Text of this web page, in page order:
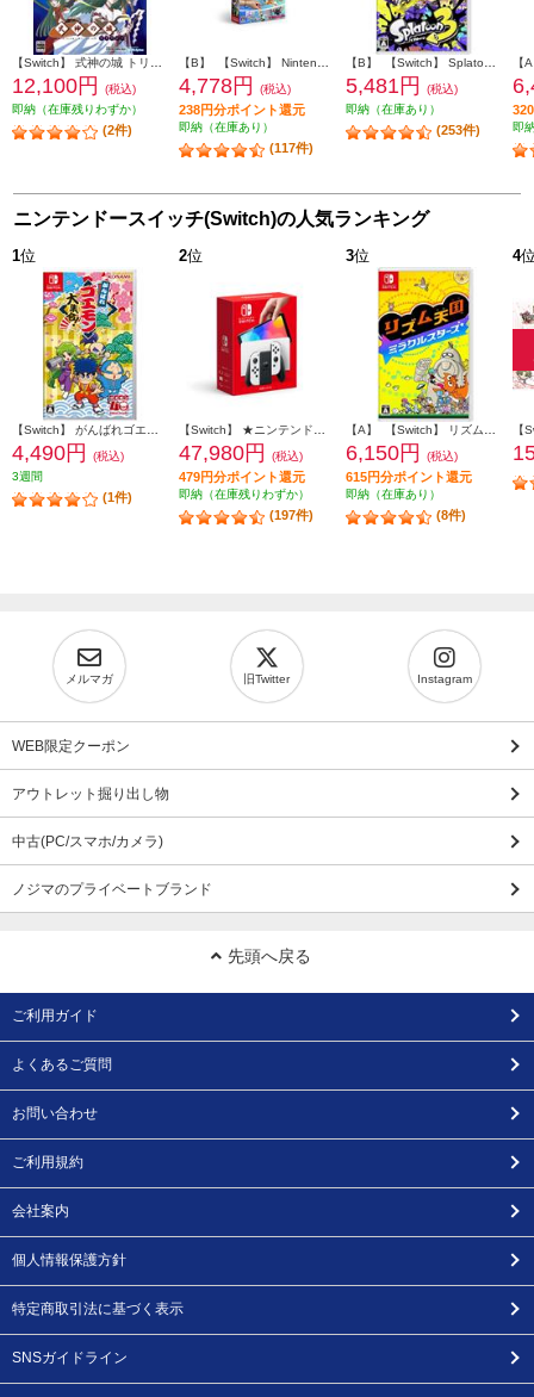
【Switch】 式神の城 トリロジー
12,100円
(税込)
即納（在庫残りわずか）
(2件)
【B】 【Switch】 Nintendo Switch Sports（ニンテンドー スイッチ スポーツ）
4,778円 (税込)
238円分ポイント還元
即納（在庫あり）
(117件)
【B】 【Switch】 Splatoon 3（スプラトゥーン3）
5,481円
(税込)
即納（在庫あり）
(253件) 即
ニンテンドースイッチ(Switch)の人気ランキング
1位
【Switch】 がんばれゴエモン大集合！
4,490円
(税込)
3週間
(1件)
2位
【Switch】 ★ニンテンドースイッチ本体 Nintendo Switch（有機ELモデル） Joy-Con(L)/(R) ホワイト
47,980円 (税込)
479円分ポイント還元
即納（在庫残りわずか）
(197件)
3位
【A】 【Switch】 リズム天国 ミラクルスターズ
6,150円 (税込)
615円分ポイント還元
即納（在庫あり）
(8件)
4
メルマガ 旧Twitter Instagram
WEB限定クーポン
アウトレット掘り出し物
中古(PC/スマホ/カメラ)
ノジマのプライベートブランド
先頭へ戻る
ご利用ガイド
よくあるご質問
お問い合わせ
ご利用規約
会社案内
個人情報保護方針
特定商取引法に基づく表示
SNSガイドライン